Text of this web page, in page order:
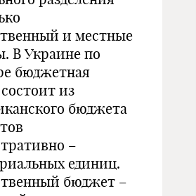
и местные
В Украине по
бюджетная
из
бюджета
–
единиц.
бюджет –